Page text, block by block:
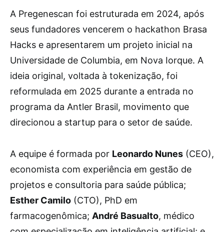
A Pregenescan foi estruturada em 2024, após
seus fundadores vencerem o hackathon Brasa
Hacks e apresentarem um projeto inicial na
Universidade de Columbia, em Nova Iorque. A
ideia original, voltada à tokenização, foi
reformulada em 2025 durante a entrada no
programa da Antler Brasil, movimento que
direcionou a startup para o setor de saúde.
A equipe é formada por Leonardo Nunes (CEO),
economista com experiência em gestão de
projetos e consultoria para saúde pública;
Esther Camilo (CTO), PhD em
farmacogenômica; André Basualto, médico